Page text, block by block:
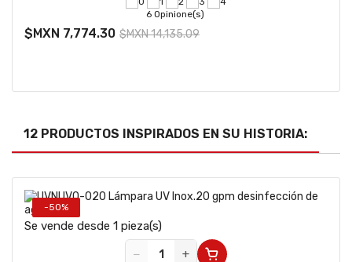
6 Opinione(s)
$MXN 7,774.30 $MXN 14,135.09
12 PRODUCTOS INSPIRADOS EN SU HISTORIA:
-50%
Se vende desde 1 pieza(s)
−
+